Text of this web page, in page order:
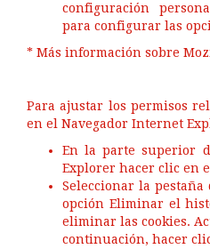
configuración
para configurar las
* Más información sobre
Para ajustar los permisos
en el Navegador Internet
En la parte superior
Explorer hacer clic en
Seleccionar la
opción Eliminar el
eliminar las cookies.
continuación, hacer